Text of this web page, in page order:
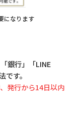
になります
銀行」「LINE
す。
発行から14日以内